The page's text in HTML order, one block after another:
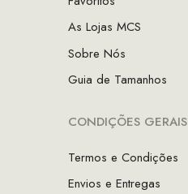
As Lojas MCS
Sobre Nós
Guia de Tamanhos
CONDIÇÕES GERAIS
Termos e Condições
Envios e Entregas